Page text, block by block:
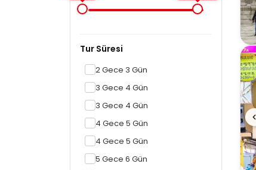
Tur Süresi
2 Gece 3 Gün
3 Gece 4 Gün
3 Gece 4 Gün
4 Gece 5 Gün
4 Gece 5 Gün
5 Gece 6 Gün